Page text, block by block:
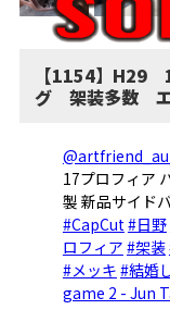
【1154】H29
グ 架装多数 エ
17プロフィア
製 新品サイド
#CapCut#日野
ロフィア #架装
#メッキ #結婚
game 2 - Jun